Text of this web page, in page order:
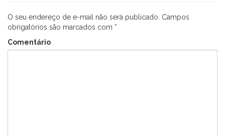
O seu endereço de e-mail não será publicado. Campos
obrigatórios são marcados com *
Comentário